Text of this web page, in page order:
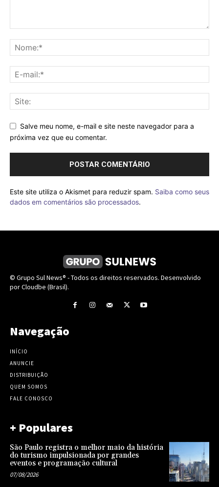
Salve meu nome, e-mail e site neste navegador para a
próxima vez que eu comentar.
Este site utiliza o Akismet para reduzir spam. Saiba como seus
dados em comentários são processados.
© Grupo Sul News® - Todos os direitos reservados. Desenvolvido
por Cloudbe (Brasil).
Navegação
INÍCIO
ANUNCIE
DISTRIBUIÇÃO
QUEM SOMOS
FALE CONOSCO
+ Populares
São Paulo registra o melhor maio da história
do turismo impulsionada por grandes
eventos e programação cultural
07/08/2026